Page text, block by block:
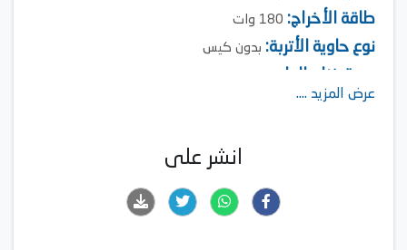
طاقة الأخراج: 180 وات
نوع حاوية الأتربة: بدون كيس
سعة خزان الماء:
مدة التشغيل:
عرض المزيد ....
انشر على